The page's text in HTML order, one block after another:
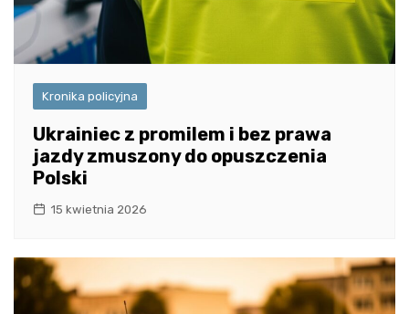
Kronika policyjna
Ukrainiec z promilem i bez prawa
jazdy zmuszony do opuszczenia
Polski
15 kwietnia 2026